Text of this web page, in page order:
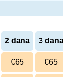
2 dana 3 dana
€65 €65